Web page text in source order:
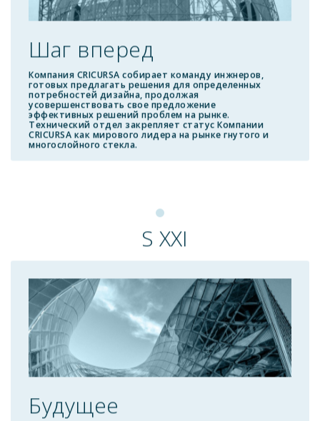
Шаг вперед
Компания CRICURSA собирает команду инжнеров,
готовых предлагать решения для определенных
потребностей дизайна, продолжая
усовершенствовать свое предложение
эффективных решений проблем на рынке.
Технический отдел закрепляет статус Компании
CRICURSA как мирового лидера на рынке гнутого и
многослойного стекла.
S XXI
Будущее